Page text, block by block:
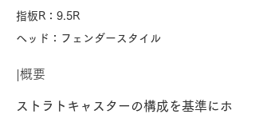
指板R：9.5R
ヘッド：フェンダースタイル
​|概要
ストラトキャスターの構成を基準にホ